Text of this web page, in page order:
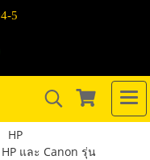
5
HP
และ Canon รุ่น